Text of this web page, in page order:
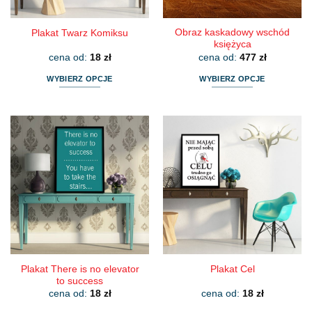
produktu produktu
Plakat Twarz Komiksu
cena od: 18 zł
WYBIERZ OPCJE
ma
wiele
wariantów.
Opcje
można
wybrać
na
stronie
produktu
Obraz kaskadowy wschód
księżyca
cena od: 477 zł
WYBIERZ OPCJE
wiele
wariantów.
Opcje
można
wybrać
na
stronie
produktu
Plakat There is no elevator
to success
cena od: 18 zł
Plakat Cel
cena od: 18 zł